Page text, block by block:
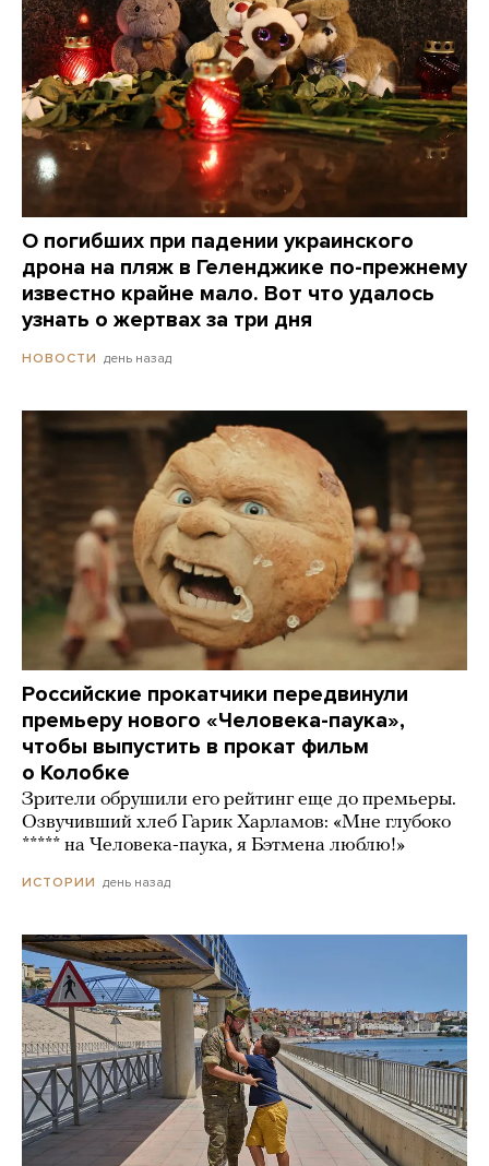
О погибших при падении украинского
дрона на пляж в Геленджике по-прежнему
известно крайне мало. Вот что удалось
узнать о жертвах за три дня
НОВОСТИ день назад
Российские прокатчики передвинули
премьеру нового «Человека-паука»,
чтобы выпустить в прокат фильм
о Колобке
Зрители обрушили его рейтинг еще до премьеры.
Озвучивший хлеб Гарик Харламов: «Мне глубоко
***** на Человека-паука, я Бэтмена люблю!»
ИСТОРИИ день назад